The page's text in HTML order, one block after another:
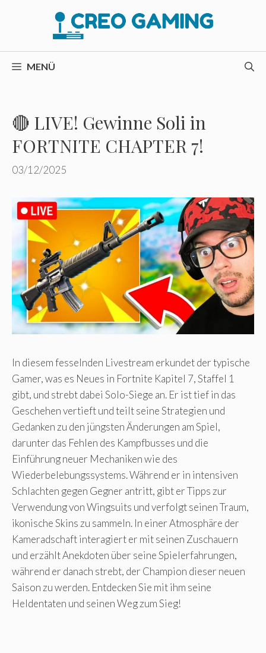
MENÜ
🔴 LIVE! Gewinne Soli in
FORTNITE CHAPTER 7!
03/12/2025
In diesem fesselnden Livestream erkundet der typische
Gamer, was es Neues in Fortnite Kapitel 7, Staffel 1
gibt, und strebt dabei Solo-Siege an. Er ist tief in das
Geschehen vertieft und teilt seine Strategien und
Gedanken zu den jüngsten Änderungen am Spiel,
darunter das Fehlen des Kampfbusses und die
Einführung neuer Mechaniken wie des
Wiederbelebungssystems. Während er in intensiven
Schlachten gegen Gegner antritt, gibt er Tipps zur
Verwendung von Wingsuits und verfolgt seinen Traum,
ikonische Skins zu sammeln. In einer Atmosphäre der
Kameradschaft interagiert er mit seinen Zuschauern
und erzählt Anekdoten über seine Spielerfahrungen,
während er danach strebt, der Champion dieser neuen
Saison zu werden. Entdecken Sie mit ihm seine
Heldentaten und seinen Weg zum Sieg!